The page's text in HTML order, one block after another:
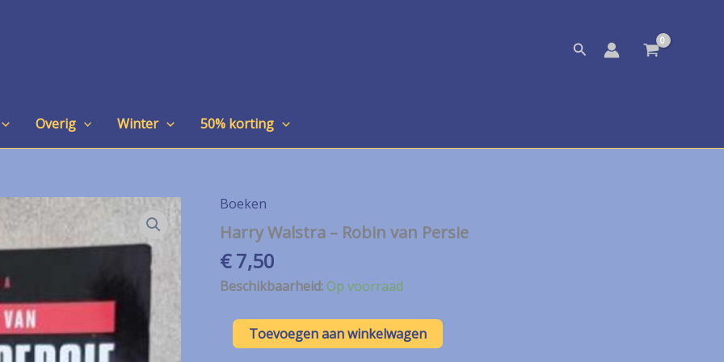
Zoeken
Overig Winter 50% korting
Boeken
Harry Walstra – Robin van Persie
€7,50
Beschikbaarheid:Op voorraad
Harry
WalstraToevoegen aan winkelwagen